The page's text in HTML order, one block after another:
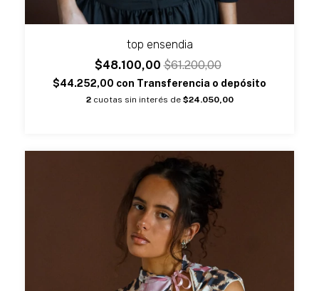
top ensendia
$48.100,00$61.200,00
$44.252,00 con Transferencia o depósito
2 cuotas sin interés de $24.050,00